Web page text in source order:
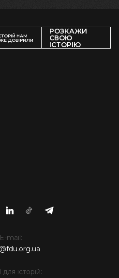
НАМ
ДОВІРИЛИ
РОЗКАЖИ
СВОЮ
ІСТОРІЮ
E-mail:
історій: